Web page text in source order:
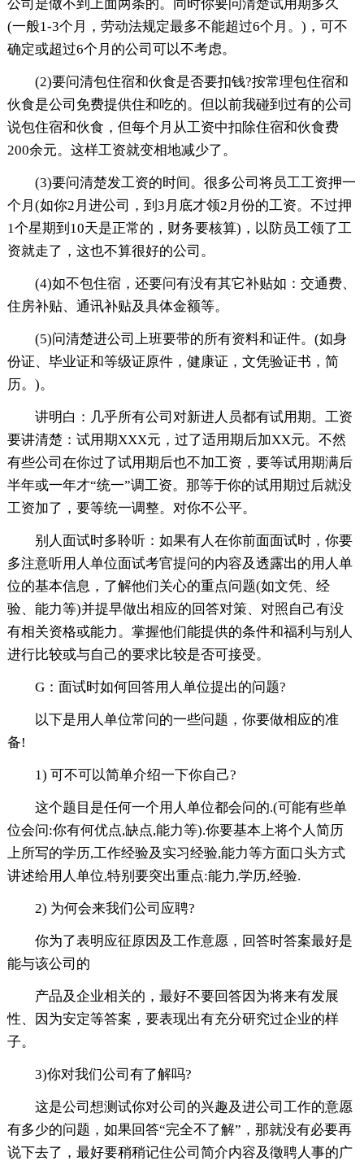
公司是做不到上面两条的。同时你要问清楚试用期多久
(一般1-3个月，劳动法规定最多不能超过6个月。)，可不
确定或超过6个月的公司可以不考虑。
(2)要问清包住宿和伙食是否要扣钱?按常理包住宿和
伙食是公司免费提供住和吃的。但以前我碰到过有的公司
说包住宿和伙食，但每个月从工资中扣除住宿和伙食费
200余元。这样工资就变相地减少了。
(3)要问清楚发工资的时间。很多公司将员工工资押一
个月(如你2月进公司，到3月底才领2月份的工资。不过押
1个星期到10天是正常的，财务要核算)，以防员工领了工
资就走了，这也不算很好的公司。
(4)如不包住宿，还要问有没有其它补贴如：交通费、
住房补贴、通讯补贴及具体金额等。
(5)问清楚进公司上班要带的所有资料和证件。(如身
份证、毕业证和等级证原件，健康证，文凭验证书，简
历。)。
讲明白：几乎所有公司对新进人员都有试用期。工资
要讲清楚：试用期XXX元，过了适用期后加XX元。不然
有些公司在你过了试用期后也不加工资，要等试用期满后
半年或一年才“统一”调工资。那等于你的试用期过后就没
工资加了，要等统一调整。对你不公平。
别人面试时多聆听：如果有人在你前面面试时，你要
多注意听用人单位面试考官提问的内容及透露出的用人单
位的基本信息，了解他们关心的重点问题(如文凭、经
验、能力等)并提早做出相应的回答对策、对照自己有没
有相关资格或能力。掌握他们能提供的条件和福利与别人
进行比较或与自己的要求比较是否可接受。
G：面试时如何回答用人单位提出的问题?
以下是用人单位常问的一些问题，你要做相应的准
备!
1) 可不可以简单介绍一下你自己?
这个题目是任何一个用人单位都会问的.(可能有些单
位会问:你有何优点,缺点,能力等).你要基本上将个人简历
上所写的学历,工作经验及实习经验,能力等方面口头方式
讲述给用人单位,特别要突出重点:能力,学历,经验.
2) 为何会来我们公司应聘?
你为了表明应征原因及工作意愿，回答时答案最好是
能与该公司的
产品及企业相关的，最好不要回答因为将来有发展
性、因为安定等答案，要表现出有充分研究过企业的样
子。
3)你对我们公司有了解吗?
这是公司想测试你对公司的兴趣及进公司工作的意愿
有多少的问题，如果回答“完全不了解”，那就没有必要再
说下去了，最好要稍稍记住公司简介内容及徵聘人事的广